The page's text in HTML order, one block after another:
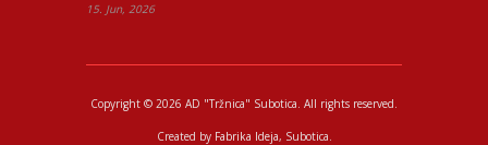
15. Jun, 2026
Copyright © 2026 AD "Tržnica" Subotica. All rights reserved.
Created by Fabrika Ideja, Subotica.